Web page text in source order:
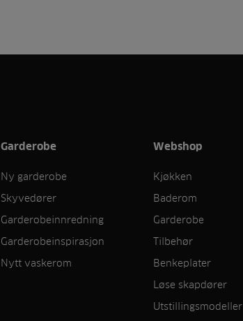
Garderobe
Ny garderobe
Skyvedører
Garderobeinnredning
Garderobeinspirasjon
Nytt vaskerom
Webshop
Kjøkken
Baderom
Garderobe
Tilbehør
Benkeplater
Løse skapdører
Utstillingsmodeller